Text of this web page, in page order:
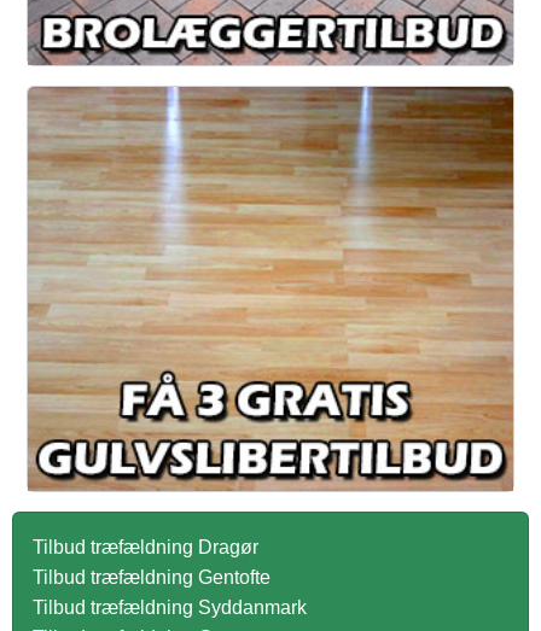
Tilbud træfældning Dragør
Tilbud træfældning Gentofte
Tilbud træfældning Syddanmark